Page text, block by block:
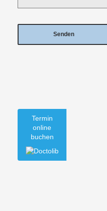
Termin
online
buchen